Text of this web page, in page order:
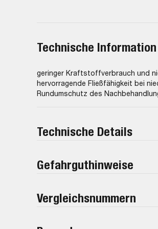
Technische Information
geringer Kraftstoffverbrauch und
hervorragende Fließfähigkeit bei
Rundumschutz des
Technische Details
Gefahrguthinweise
Vergleichsnummern